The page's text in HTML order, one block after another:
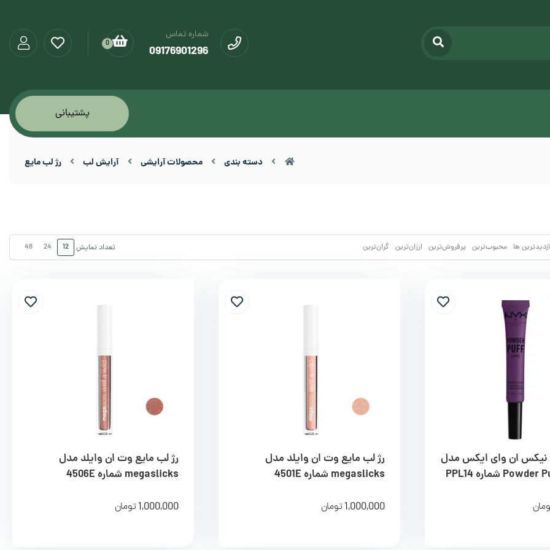
شماره تماس
09176901296
0
پشتیبانی
دسته بندی محصولات آرایشی آرایش لب رژ لب مایع
ها محبوب‌‌ترین پرفروش‌ترین ارزان‌ترین گران‌ترین تعداد نمایش 12
24
48
نیکس ان وای ایکس مدل
Powder Puff Lippie شماره PPL14
رژ لب مایع وت ان وایلد مدل
megaslicks شماره 4501E
1,000,000تومان
رژ لب مایع وت ان وایلد مدل
megaslicks شماره 4506E
1,000,000تومان